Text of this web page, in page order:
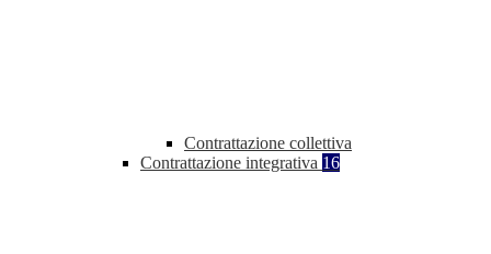
Contrattazione collettiva
Contrattazione integrativa 16